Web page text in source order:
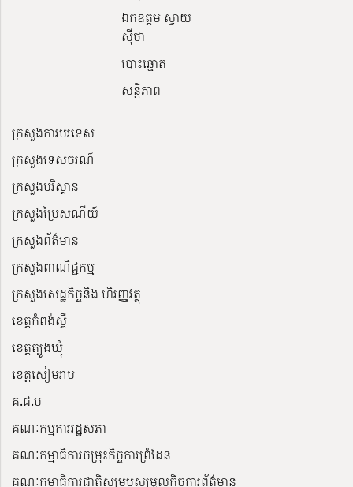
ឯកឧត្តម ស្វាយ
ស៊ីថា
បោះឆ្នោត
សន្តិភាព
ក្រសួងការបរទេស
ក្រសួងទេសចរណ៍
ក្រសួងបរិស្ថាន
ក្រសួងប្រៃសណីយ៍
ក្រសួងព័ត៌មាន
ក្រសួងពាណិជ្ជកម្ម
ក្រសួងសេដ្ឋកិច្ចនិង ហិរញ្ញវត្ថុ
ខេត្តកំពង់ស្ពឺ
ខេត្តត្បូងឃ្មុំ
ខេត្តសៀមរាប
គ.ជ.ប
គណៈកម្មការរដ្ឋសភា
គណៈកម្មាធិការចម្រុះកិច្ចការព្រំដែន
គណៈកម្មាធិការជាតិសម្របសម្រួលកិច្ចការព័ត៌មាន